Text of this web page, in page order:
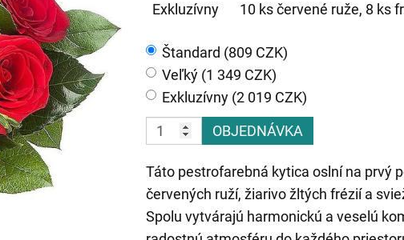
Exkluzívny
10 ks červené ruže, 8 ks
Štandard (809 CZK)
Veľký (1 349 CZK)
Exkluzívny (2 019 CZK)
OBJEDNÁVKA
Táto pestrofarebná kytica oslní na prvý
červených ruží, žiarivo žltých frézií a
Spolu vytvárajú harmonickú a veselú